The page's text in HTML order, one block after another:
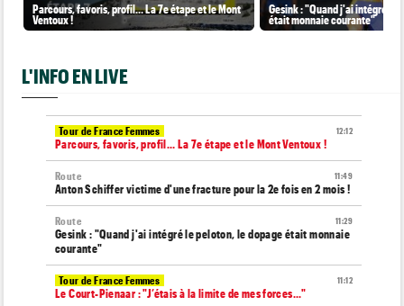
Parcours, favoris, profil… La 7e étape et le Mont
Ventoux !
Gesink : "Quand j'ai intégré le
était monnaie courante"
L'INFO EN LIVE
12:12
Tour de France Femmes
Parcours, favoris, profil… La 7e étape et le Mont Ventoux !
11:49
Route
Anton Schiffer victime d'une fracture pour la 2e fois en 2 mois !
11:29
Route
Gesink : "Quand j'ai intégré le peloton, le dopage était monnaie
courante"
11:12
Tour de France Femmes
Le Court-Pienaar : "J’étais à la limite de mes forces..."